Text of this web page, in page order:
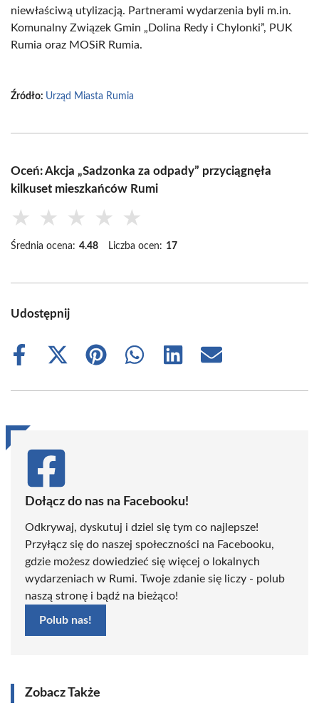
niewłaściwą utylizacją. Partnerami wydarzenia byli m.in.
Komunalny Związek Gmin „Dolina Redy i Chylonki”, PUK
Rumia oraz MOSiR Rumia.
Źródło: Urząd Miasta Rumia
Oceń: Akcja „Sadzonka za odpady” przyciągnęła
kilkuset mieszkańców Rumi
★ ★ ★ ★ ★
Średnia ocena: 4.48 Liczba ocen: 17
Udostępnij
Share
Share
(Twitter)
Share
Share
Share
Share
Dołącz do nas na Facebooku!
Odkrywaj, dyskutuj i dziel się tym co najlepsze!
Przyłącz się do naszej społeczności na Facebooku,
gdzie możesz dowiedzieć się więcej o lokalnych
wydarzeniach w Rumi. Twoje zdanie się liczy - polub
naszą stronę i bądź na bieżąco!
Polub nas!
Zobacz Także